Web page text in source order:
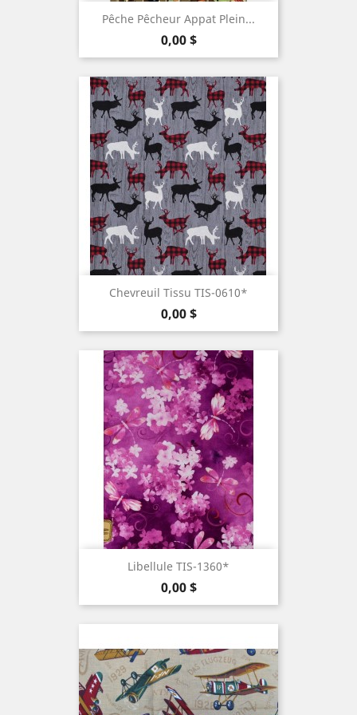
Pêche Pêcheur Appat Plein...
Prix
0,00 $
Chevreuil Tissu TIS-0610*
Prix
0,00 $
Libellule TIS-1360*
Prix
0,00 $